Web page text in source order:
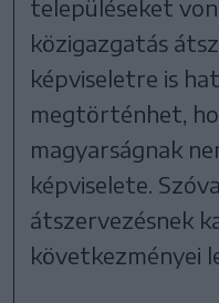
településeket
közigazgatás
képviseletre is
megtörténhet,
magyarságnak
képviselete.
átszervezésnek
következményei